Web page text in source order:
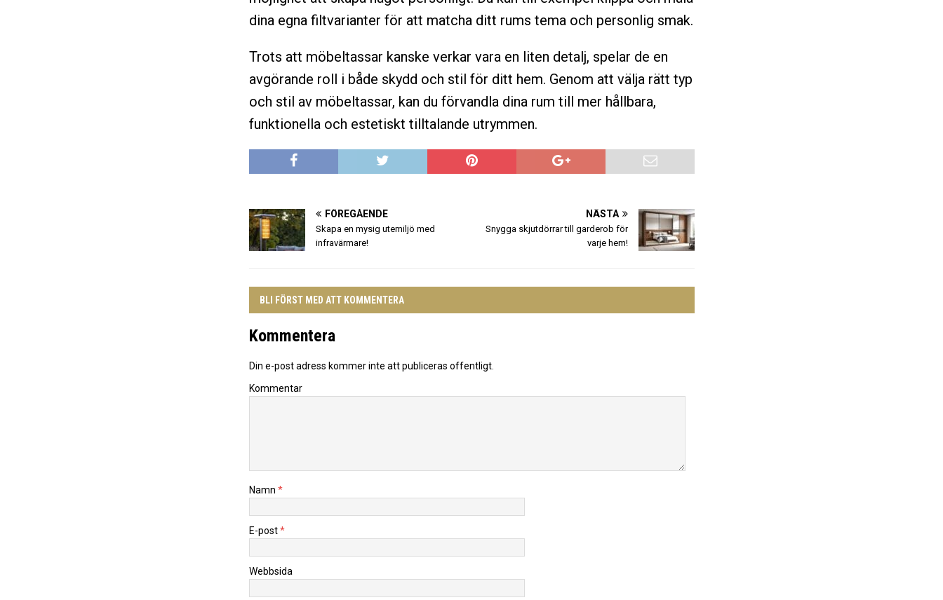
dina egna filtvarianter för att matcha ditt rums tema och personlig smak.
Trots att möbeltassar kanske verkar vara en liten detalj, spelar de en
avgörande roll i både skydd och stil för ditt hem. Genom att välja rätt typ
och stil av möbeltassar, kan du förvandla dina rum till mer hållbara,
funktionella och estetiskt tilltalande utrymmen.
FÖREGÅENDE
Skapa en mysig utemiljö med
infravärmare!
NÄSTA
Snygga skjutdörrar till garderob för
varje hem!
BLI FÖRST MED ATT KOMMENTERA
Kommentera
Din e-post adress kommer inte att publiceras offentligt.
Kommentar
Namn *
E-post*
Webbsida